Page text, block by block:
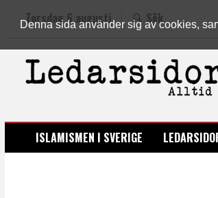
Denna sida använder sig av cookies,
Torsdag 6 augusti Sök
LEDARSIDORNA.SE
ISLAMISMEN I SVERIGE